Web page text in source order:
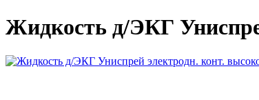
Жидкость д/ЭКГ